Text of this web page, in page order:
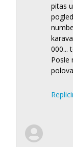
pitas
000...
Posle